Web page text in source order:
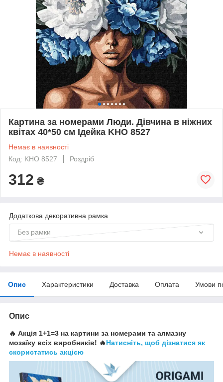
Картина за номерами Люди. Дівчина в ніжних
квітах 40*50 см Ідейка KHO 8527
Немає в наявності
Код: KHO 8527
Роздріб
312 ₴
Додаткова декоративна рамка
Без рамки
Немає в наявності
Опис Характеристики Доставка Оплата Умови
Опис
🔥 Акція 1+1=3 на картини за номерами та алмазну
мозаїку всіх виробників! 🔥Натисніть, щоб дізнатися як
скористатись акцією